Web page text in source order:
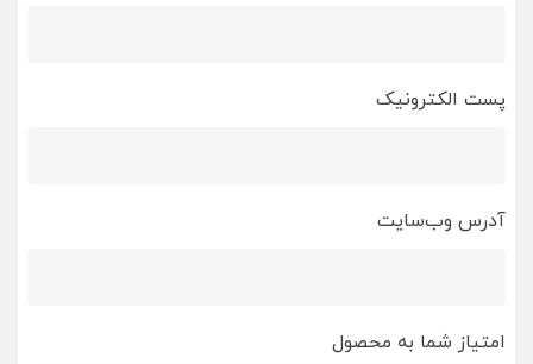
پست الکترونیک
آدرس وب‌سایت
امتیاز شما به محصول